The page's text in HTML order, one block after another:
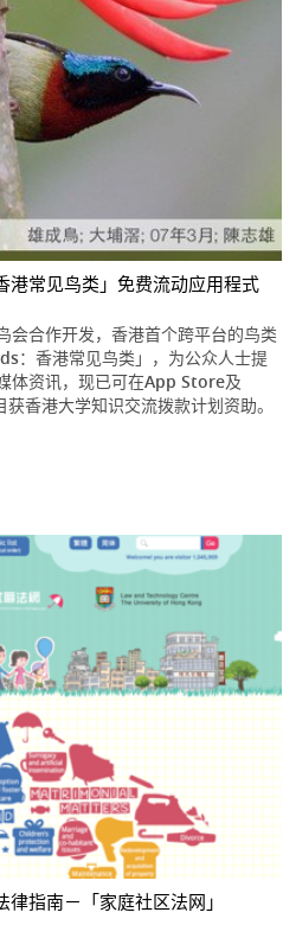
港常见鸟类」免费流动应用程式
会合作开发，香港首个跨平台的鸟类
：香港常见鸟类」，为公众人士提
体资讯，现已可在App Store及
香港大学知识交流拨款计划资助。
指南－「家庭社区法网」